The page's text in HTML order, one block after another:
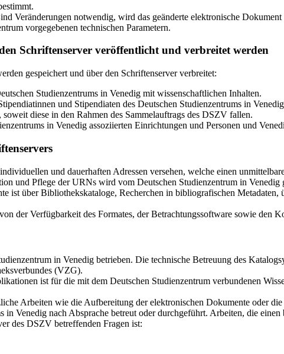
Veränderungen notwendig, wird das geänderte elektronische Dokument
vorgegebenen technischen Parametern.
Schriftenserver veröffentlicht und verbreitet werden
gespeichert und über den Schriftenserver verbreitet:
Studienzentrums in Venedig mit wissenschaftlichen Inhalten.
und Stipendiaten des Deutschen Studienzentrums in
diese in den Rahmen des Sammelauftrags des DSZV fallen.
in Venedig assoziierten Einrichtungen und Personen und
und dauerhaften Adressen versehen, welche einen
und Pflege der URNs wird vom Deutschen Studienzentrum in Venedig
ist über Bibliothekskataloge, Recherchen in bibliografischen
der Verfügbarkeit des Formates, der Betrachtungssoftware sowie den
in Venedig betrieben. Die technische Betreuung des
(VZG).
ist für die mit dem Deutschen Studienzentrum verbundenen
Arbeiten wie die Aufbereitung der elektronischen Dokumente oder
in Venedig nach Absprache betreut oder durchgeführt. Arbeiten, die
des DSZV betreffenden Fragen ist: